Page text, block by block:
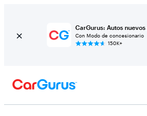
CarGurus: Autos
Con Modo de concesionario
150K+